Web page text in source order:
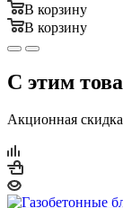
В корзину
В корзину
С этим
Акционная